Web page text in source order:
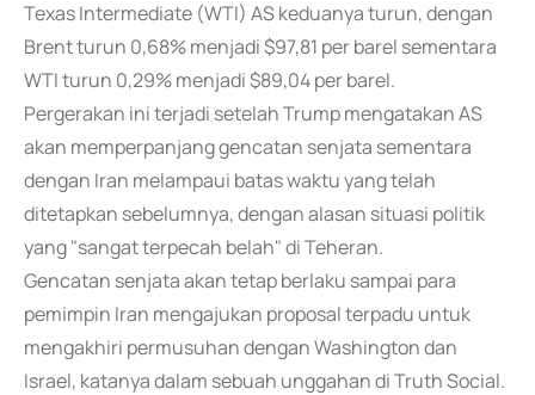
Texas Intermediate (WTI) AS keduanya turun, dengan
Brent turun 0,68% menjadi $97,81 per barel sementara
WTI turun 0,29% menjadi $89,04 per barel.
Pergerakan ini terjadi setelah Trump mengatakan AS
akan memperpanjang gencatan senjata sementara
dengan Iran melampaui batas waktu yang telah
ditetapkan sebelumnya, dengan alasan situasi politik
yang "sangat terpecah belah" di Teheran.
Gencatan senjata akan tetap berlaku sampai para
pemimpin Iran mengajukan proposal terpadu untuk
mengakhiri permusuhan dengan Washington dan
Israel, katanya dalam sebuah unggahan di Truth Social.